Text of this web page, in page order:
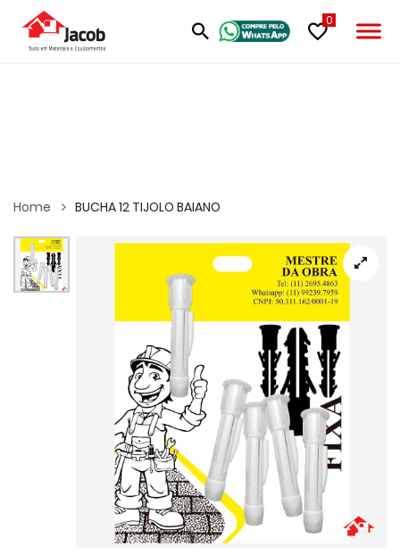
0
Home BUCHA 12 TIJOLO BAIANO